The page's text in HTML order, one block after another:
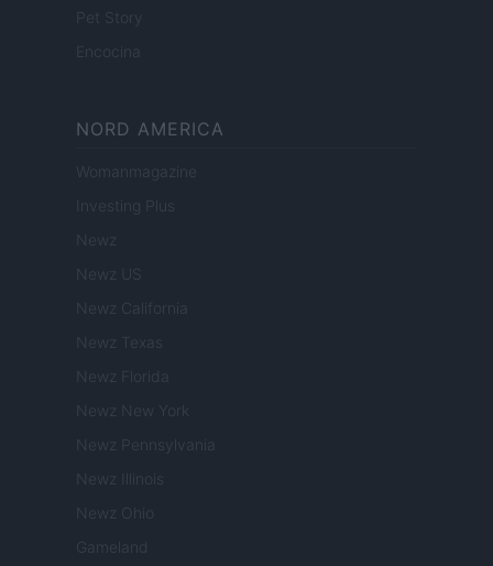
Encocina
NORD AMERICA
Womanmagazine
Investing Plus
Newz
Newz US
Newz California
Newz Texas
Newz Florida
Newz New York
Newz Pennsylvania
Newz Illinois
Newz Ohio
Gameland